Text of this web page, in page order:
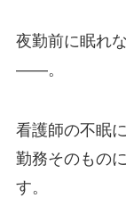
夜勤前に眠れ
――。
看護師の不眠
勤務そのもの
す。